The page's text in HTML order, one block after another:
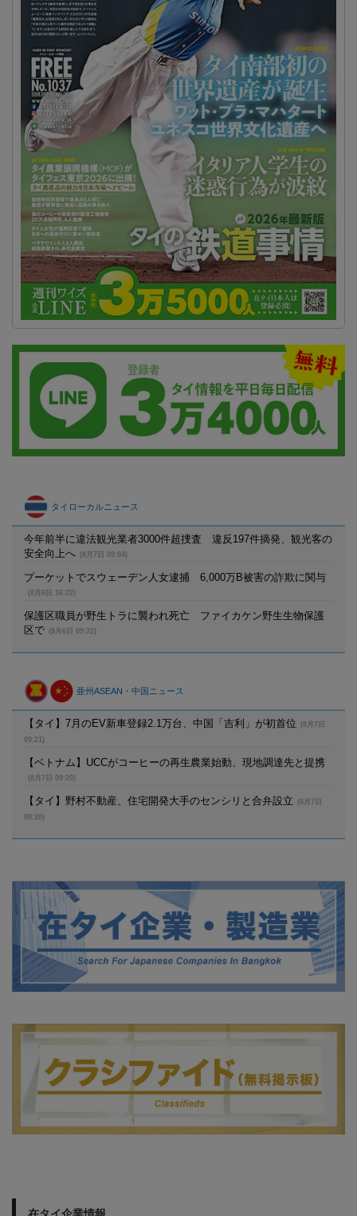
タイローカルニュース
今年前半に違法観光業者3000件超捜査 違反197件摘発、観光客の
安全向上へ
(8月7日 09:04)
プーケットでスウェーデン人女逮捕 6,000万B被害の詐欺に関与
(8月6日 16:22)
保護区職員が野生トラに襲われ死亡 ファイカケン野生生物保護
区で
(8月6日 09:22)
亜州ASEAN・中国ニュース
【タイ】7月のEV新車登録2.1万台、中国「吉利」が初首位
(8月7日
09:21)
【ベトナム】UCCがコーヒーの再生農業始動、現地調達先と提携
(8月7日 09:20)
【タイ】野村不動産、住宅開発大手のセンシリと合弁設立
(8月7日
09:20)
在タイ企業情報